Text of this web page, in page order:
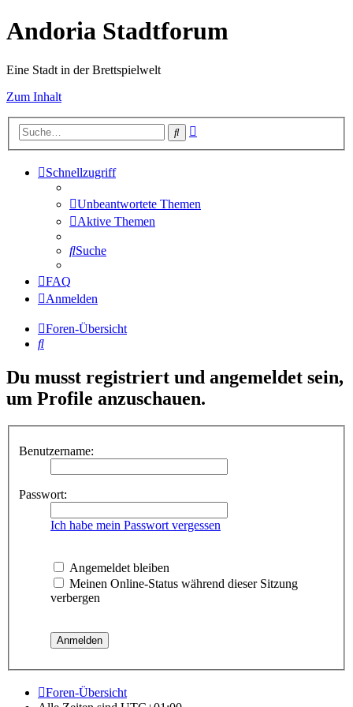
Andoria Stadtforum
Eine Stadt in der Brettspielwelt
Zum Inhalt
Suche
Schnellzugriff
Unbeantwortete Themen
Aktive Themen
Suche
FAQ
Anmelden
Foren-Übersicht
Suche
Du musst registriert und angemeldet sein,
um Profile anzuschauen.
Benutzername:
Passwort:
Ich habe mein Passwort vergessen
Angemeldet bleiben
Meinen Online-Status während dieser Sitzung
verbergen
Foren-Übersicht